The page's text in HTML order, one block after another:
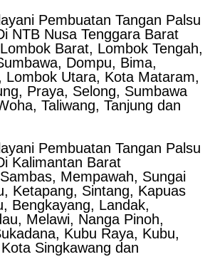
Pembuatan Tangan Palsu
NTB Nusa Tenggara Barat
Barat, Lombok Tengah,
Dompu, Bima,
Lombok Utara, Kota Mataram,
Praya, Selong, Sumbawa
Taliwang, Tanjung dan
Pembuatan Tangan Palsu
Kalimantan Barat
Mempawah, Sungai
Ketapang, Sintang, Kapuas
Bengkayang, Landak,
Melawi, Nanga Pinoh,
Kubu Raya, Kubu,
Singkawang dan